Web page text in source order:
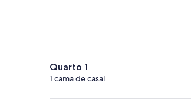
Quarto 1
1 cama de casal